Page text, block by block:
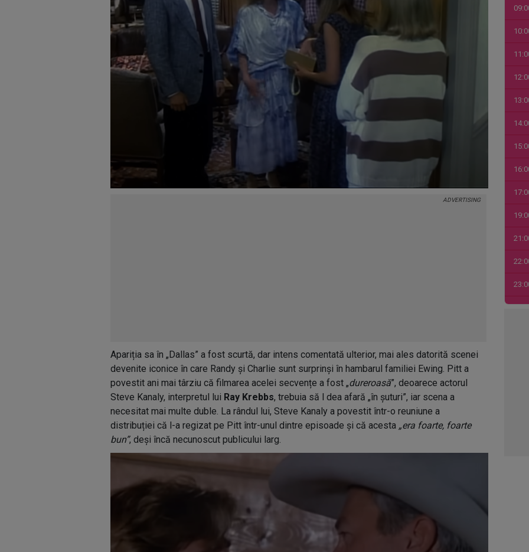
Apariția sa în „Dallas” a fost scurtă, dar intens comentată ulterior, mai ales datorită scenei
devenite iconice în care Randy și Charlie sunt surprinși în hambarul familiei Ewing. Pitt a
povestit ani mai târziu că filmarea acelei secvențe a fost „dureroasă”, deoarece actorul
Steve Kanaly, interpretul lui Ray Krebbs, trebuia să l dea afară „în șuturi”, iar scena a
necesitat mai multe duble. La rândul lui, Steve Kanaly a povestit într-o reuniune a
distribuției că l-a regizat pe Pitt într-unul dintre episoade și că acesta „era foarte, foarte
bun”, deși încă necunoscut publicului larg.